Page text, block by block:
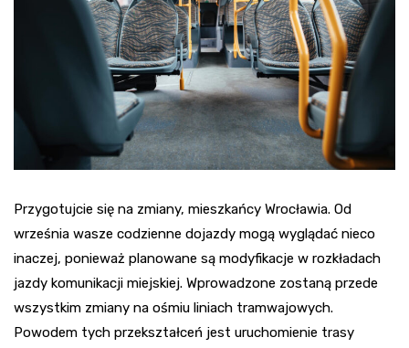
Przygotujcie się na zmiany, mieszkańcy Wrocławia. Od
września wasze codzienne dojazdy mogą wyglądać nieco
inaczej, ponieważ planowane są modyfikacje w rozkładach
jazdy komunikacji miejskiej. Wprowadzone zostaną przede
wszystkim zmiany na ośmiu liniach tramwajowych.
Powodem tych przekształceń jest uruchomienie trasy